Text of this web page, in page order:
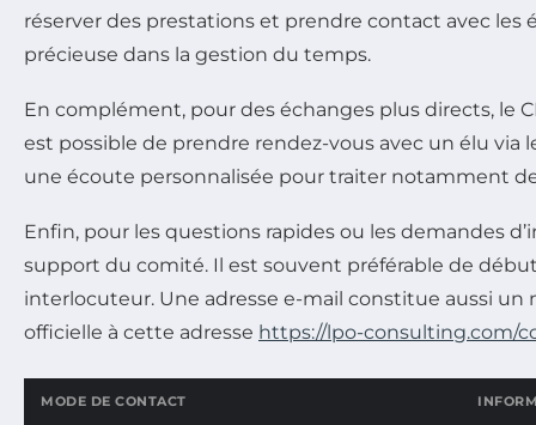
réserver des prestations et prendre contact avec les
précieuse dans la gestion du temps.
En complément, pour des échanges plus directs, le
est possible de prendre rendez-vous avec un élu via
une écoute personnalisée pour traiter notamment
Enfin, pour les questions rapides ou les demandes
support du comité. Il est souvent préférable de
interlocuteur. Une adresse e-mail constitue aussi
officielle à cette adresse https://lpo-consulting.com/
MODE DE CONTACT